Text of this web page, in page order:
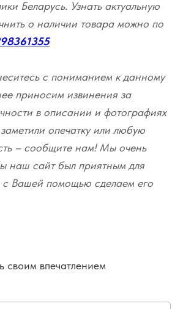
Беларусь. Узнать актуальную
о наличии товара можно по
с пониманием к данному
приносим извинения за
в описании и фотографиях
опечатку или любую
– сообщите нам! Мы очень
наш сайт был приятным для
с Вашей помощью сделаем его
своим впечатлением